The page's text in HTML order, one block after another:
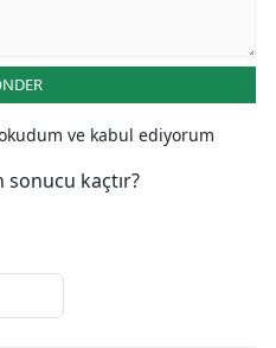
ve kabul ediyorum
sonucu kaçtır?